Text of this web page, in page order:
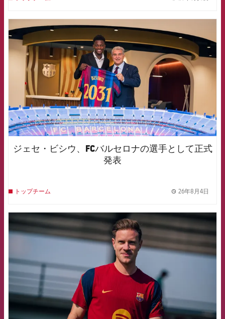
ジェセ・ビシウ、FCバルセロナの選手として正式
発表
トップチーム 26年8月4日
FCB Barcelona badge